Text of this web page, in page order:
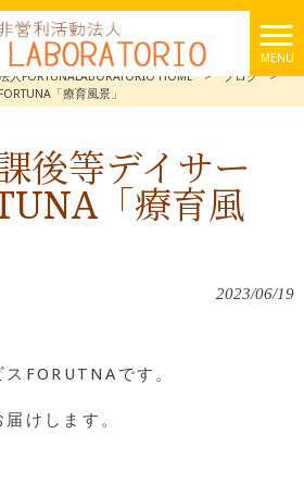
MENU
FORTUNALABORATORIO HOME
> ブログ
>
「療育風景」
後等デイサー
「療育風
2023/06/19
FORUTNAです。
けします。